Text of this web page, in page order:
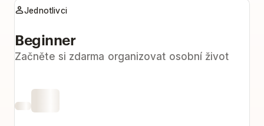
Tarify
Jednotlivci
Beginner
Začněte si zdarma organizovat osobní život